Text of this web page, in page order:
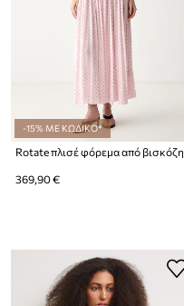
-15% ΜΕ ΚΩΔΙΚΟ*
Rotate πλισέ φόρεμα από βισκόζη
369,90 €